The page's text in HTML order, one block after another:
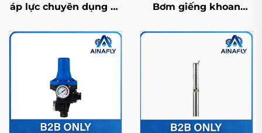
áp lực chuyên dụng có
sản xuất tại Trung
Quốc với khả năng
chống nước ở mức
IP68
Bơm giếng khoan
bằng thép không gỉ
bền bỉ, tuổi thọ cao và
giá nhà máy